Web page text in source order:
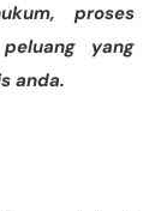
proses
yang
anda.